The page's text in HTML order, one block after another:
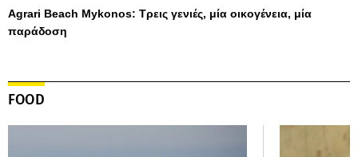
Agrari Beach Mykonos: Τρεις γενιές, μία οικογένεια, μία
παράδοση
FOOD